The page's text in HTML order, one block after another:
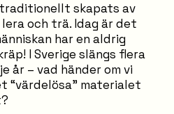
skapats av
och trä. Idag är det
har en aldrig
I Sverige slängs flera
år – vad händer om vi
“värdelösa” materialet